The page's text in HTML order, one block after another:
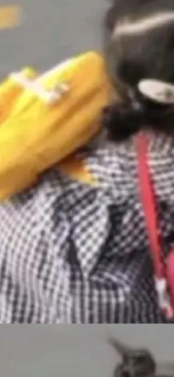
数的基础设
年，维护它
a>）</l
搜索引擎。
show_
器不适合 Ag
Cloudflare
他们用 W
Matthew Pri
运行代
需要的是 Iso
题在于启动
的任务可能
从冷启动到
苹果
wron
上法庭，指
。苹果的诉
前东家挖
没发律师
了一篇博
this wro
聊天记
部律师 Gabr
日下午 5:53
发了封邮
合调查前苹
AI办公
上架HUAWE
载即可使
一提的是，
P
能——你写
。一句话让
馨提示：
HUAWEI M
6.1.0.135S
：设置 > 搜
以此纪
今天正式发
一代音视频
一个特殊之
这个名字，
）。 对于
字并不陌
1215
告显示，AI
时报》报道